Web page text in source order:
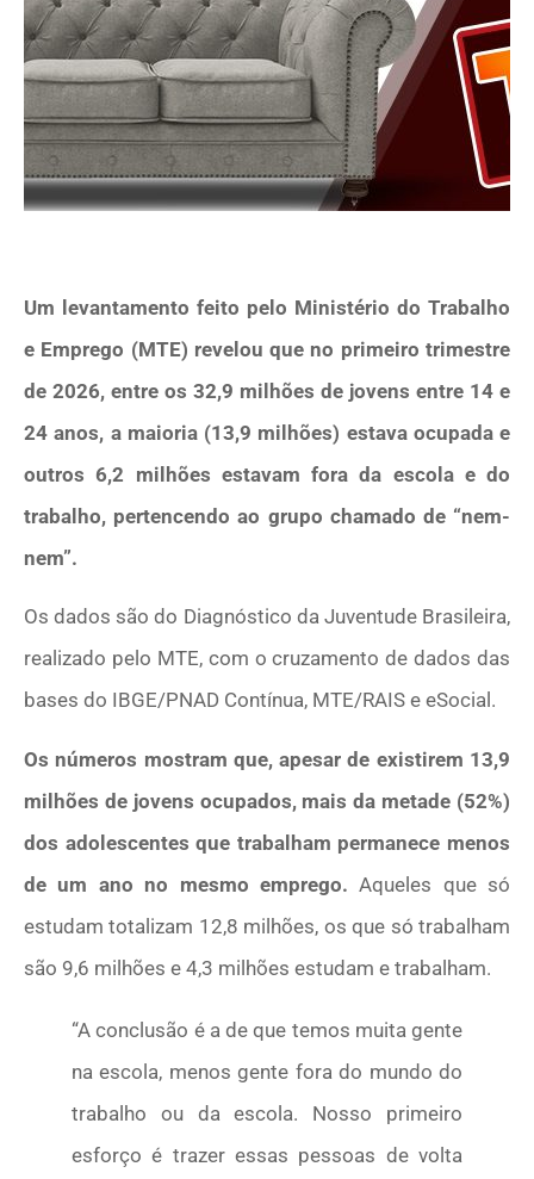
Um levantamento feito pelo Ministério do Trabalho
e Emprego (MTE) revelou que no primeiro trimestre
de 2026, entre os 32,9 milhões de jovens entre 14 e
24 anos, a maioria (13,9 milhões) estava ocupada e
outros 6,2 milhões estavam fora da escola e do
trabalho, pertencendo ao grupo chamado de “nem-
nem”.
Os dados são do Diagnóstico da Juventude Brasileira,
realizado pelo MTE, com o cruzamento de dados das
bases do IBGE/PNAD Contínua, MTE/RAIS e eSocial.
Os números mostram que, apesar de existirem 13,9
milhões de jovens ocupados, mais da metade (52%)
dos adolescentes que trabalham permanece menos
de um ano no mesmo emprego.Aqueles que só
estudam totalizam 12,8 milhões, os que só trabalham
são 9,6 milhões e 4,3 milhões estudam e trabalham.
“A conclusão é a de que temos muita gente
na escola, menos gente fora do mundo do
trabalho ou da escola. Nosso primeiro
esforço é trazer essas pessoas de volta